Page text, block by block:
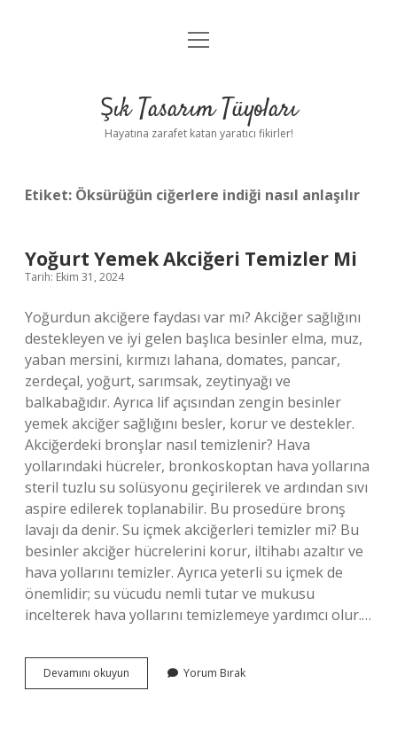
Anasayfa
Yasal Uyarı
menüyü
Şık Tasarım Tüyoları
Hayatına zarafet katan yaratıcı fikirler!
Etiket: Öksürüğün ciğerlere indiği nasıl anlaşılır
Yoğurt Yemek Akciğeri Temizler Mi
Tarih: Ekim 31, 2024
Yoğurdun akciğere faydası var mı? Akciğer sağlığını
destekleyen ve iyi gelen başlıca besinler elma, muz,
yaban mersini, kırmızı lahana, domates, pancar,
zerdeçal, yoğurt, sarımsak, zeytinyağı ve
balkabağıdır. Ayrıca lif açısından zengin besinler
yemek akciğer sağlığını besler, korur ve destekler.
Akciğerdeki bronşlar nasıl temizlenir? Hava
yollarındaki hücreler, bronkoskoptan hava yollarına
steril tuzlu su solüsyonu geçirilerek ve ardından sıvı
aspire edilerek toplanabilir. Bu prosedüre bronş
lavajı da denir. Su içmek akciğerleri temizler mi? Bu
besinler akciğer hücrelerini korur, iltihabı azaltır ve
hava yollarını temizler. Ayrıca yeterli su içmek de
önemlidir; su vücudu nemli tutar ve mukusu
incelterek hava yollarını temizlemeye yardımcı olur.…
Devamını okuyun
Yemek
Yorum Bırak